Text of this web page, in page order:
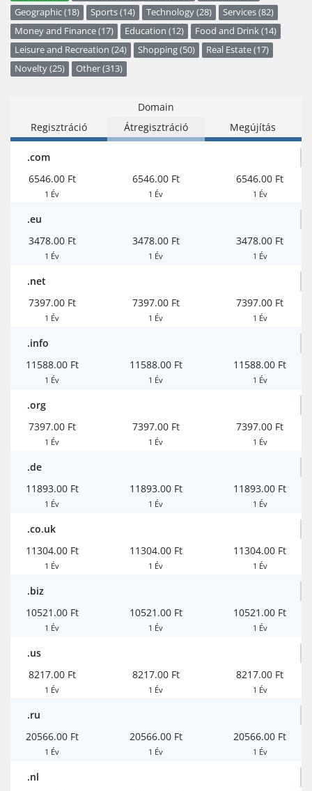
Geographic (18)
Sports (14) Technology (28)
Services (82)
Money and Finance (17)
Education (12)
Food and Drink (14)
Leisure and Recreation (24)
Shopping (50)
Real Estate (17)
Novelty (25)
Other (313)
Domain
Regisztráció
Átregisztráció Megújítás
.com
6546.00 Ft
1 Év
6546.00 Ft
1 Év
6546.00 Ft
1 Év
.eu
3478.00 Ft
1 Év
3478.00 Ft
1 Év
3478.00 Ft
1 Év
.net
7397.00 Ft
1 Év
7397.00 Ft
1 Év
7397.00 Ft
1 Év
.info
11588.00 Ft
1 Év
11588.00 Ft
1 Év
11588.00 Ft
1 Év
.org
7397.00 Ft
1 Év
7397.00 Ft
1 Év
7397.00 Ft
1 Év
.de
11893.00 Ft
1 Év
11893.00 Ft
1 Év
11893.00 Ft
1 Év
.co.uk
11304.00 Ft
1 Év
11304.00 Ft
1 Év
11304.00 Ft
1 Év
.biz
10521.00 Ft
1 Év
10521.00 Ft
1 Év
10521.00 Ft
1 Év
.us
8217.00 Ft
1 Év
8217.00 Ft
1 Év
8217.00 Ft
1 Év
.ru
20566.00 Ft
1 Év
20566.00 Ft
1 Év
20566.00 Ft
1 Év
.nl